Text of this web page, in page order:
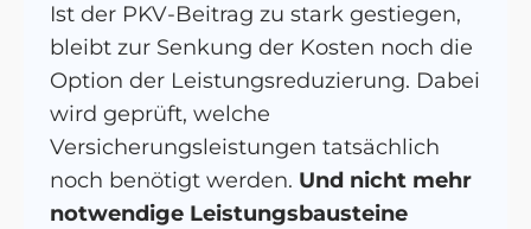
Ist der PKV-Beitrag zu stark gestiegen,
bleibt zur Senkung der Kosten noch die
Option der Leistungsreduzierung. Dabei
wird geprüft, welche
Versicherungsleistungen tatsächlich
noch benötigt werden. Und nicht mehr
notwendige Leistungsbausteine